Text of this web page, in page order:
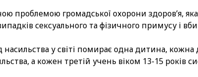
проблемою громадської охорони здоров’я,
сексуального та фізичного примусу і
у світі помирає одна дитина, кожна
а кожен третій учень віком 13-15 років